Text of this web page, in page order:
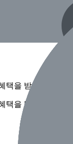
택을 받아보세요
택을 받아보세요